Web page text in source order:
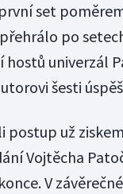
set
po
univerzál
šesti
už
Vojtěcha
V